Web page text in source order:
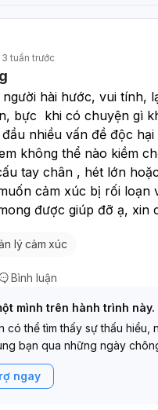
3 tuần trước
hài hước, vui tính,
bực  khi có chuyện gì
nhiều vấn đề độc
không thể nào kiềm
tay chân , hét lớn
cảm xúc bị rối loạn
được giúp đỡ ạ, xin
lý cảm xúc
Bình luận
mình trên hành trình này.
có thể tìm thấy sự thấu hiểu,
bạn qua những ngày
ngay